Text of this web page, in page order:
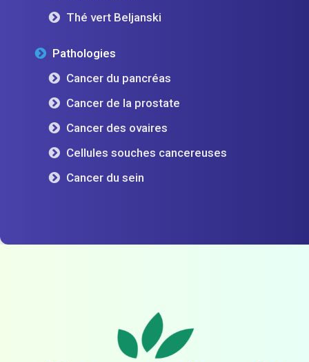
Thé vert Beljanski
Pathologies
Cancer du pancréas
Cancer de la prostate
Cancer des ovaires
Cellules souches cancereuses
Cancer du sein